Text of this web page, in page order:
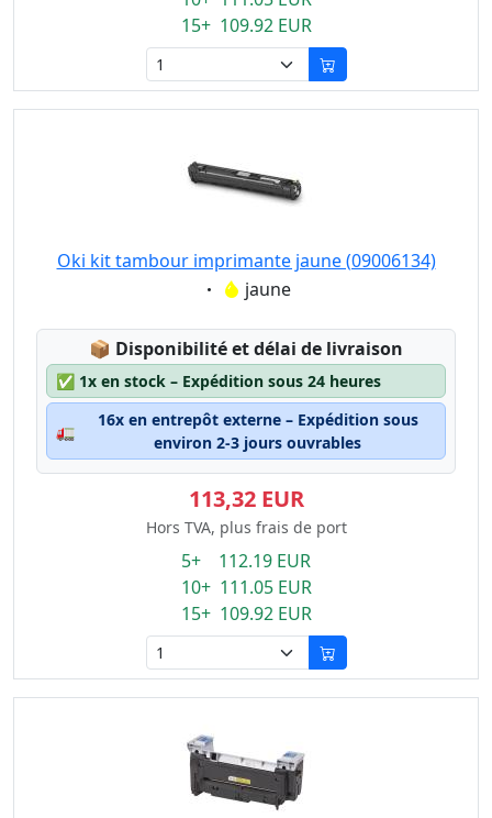
15+ 109.92 EUR
Oki kit tambour imprimante jaune (09006134)
Eigenschaft:
jaune
📦 Lagerstatus:
Disponibilité et délai de livraison
✅ 1x en stock – Expédition sous 24 heures
🚛
16x en entrepôt externe – Expédition sous
environ 2-3 jours ouvrables
113,32 EUR
Hors TVA, plus frais de port
5+ 112.19 EUR
10+ 111.05 EUR
15+ 109.92 EUR